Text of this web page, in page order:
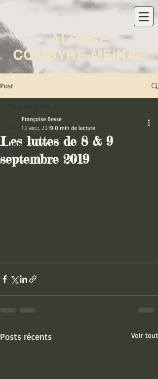
ALPAGE
COMBYRE-MEINAZ
Post
Tous les posts
Luttes
Les luttes de 8 & 9
septembre 2019
Françoise Besse
10 sept. 2019 0 min de lecture
Posts récents Voir tout